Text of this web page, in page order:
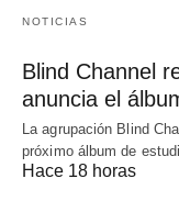
NOTICIAS
Blind Channel
anuncia el
La agrupación Blind
próximo álbum de
Hace 18 horas